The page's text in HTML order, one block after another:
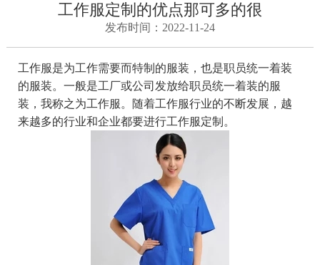
工作服定制的优点那可多的很
发布时间：2022-11-24
工作服是为工作需要而特制的服装，也是职员统一着装
的服装。一般是工厂或公司发放给职员统一着装的服
装，我称之为工作服。随着工作服行业的不断发展，越
来越多的行业和企业都要进行工作服定制。